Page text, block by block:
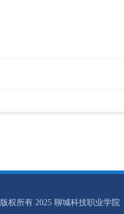
版权所有 2025 聊城科技职业学院